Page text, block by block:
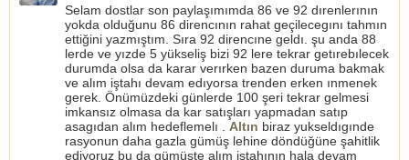
Selam dostlar son paylaşımımda 86 ve 92 dırenlerının
yokda olduğunu 86 direncının rahat geçilecegını tahmın
ettiğini yazmıştım. Sıra 92 direncıne geldı. şu anda 88
lerde ve yızde 5 yükseliş bizi 92 lere tekrar getırebılecek
durumda olsa da karar verırken bazen duruma bakmak
ve alım iştahı devam edıyorsa trenden erken ınmenek
gerek. Önümüzdeki günlerde 100 şeri tekrar gelmesi
imkansız olmasa da kar satışları yapmadan satıp
asagıdan alım hedeflemelı . Altın biraz yukseldıgınde
rasyonun daha gazla gümüş lehine döndüğüne şahitlik
ediyoruz bu da gümüşte alım iştahının hala devam